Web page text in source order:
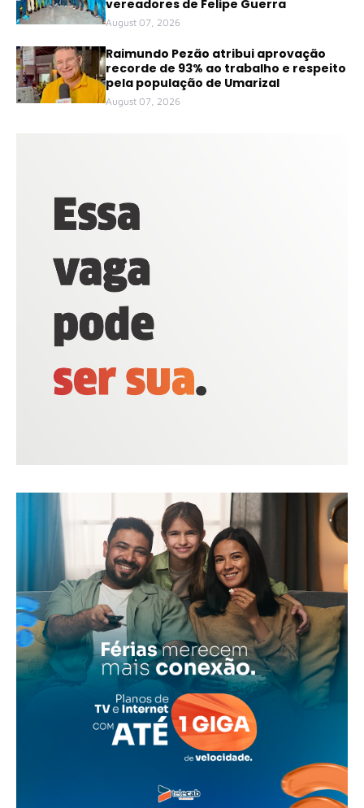
vereadores de Felipe Guerra
August 07, 2026
Raimundo Pezão atribui aprovação
recorde de 93% ao trabalho e respeito
pela população de Umarizal
August 07, 2026